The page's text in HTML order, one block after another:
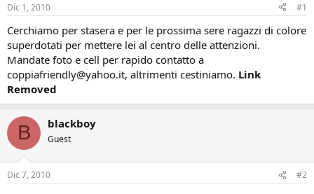
t
a
t
e
r
t
e
Dic 1, 2010 #1
Cerchiamo per stasera e per le prossima sere ragazzi di colore
superdotati per mettere lei al centro delle attenzioni.
Mandate foto e cell per rapido contatto a
coppiafriendly@yahoo.it, altrimenti cestiniamo. Link
Removed
B blackboy
Guest
Dic 7, 2010 #2